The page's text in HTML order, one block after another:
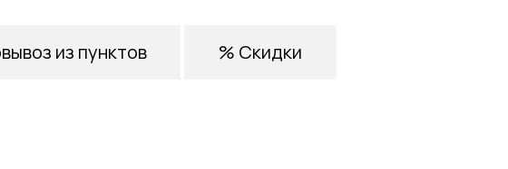
из пунктов % Скидки